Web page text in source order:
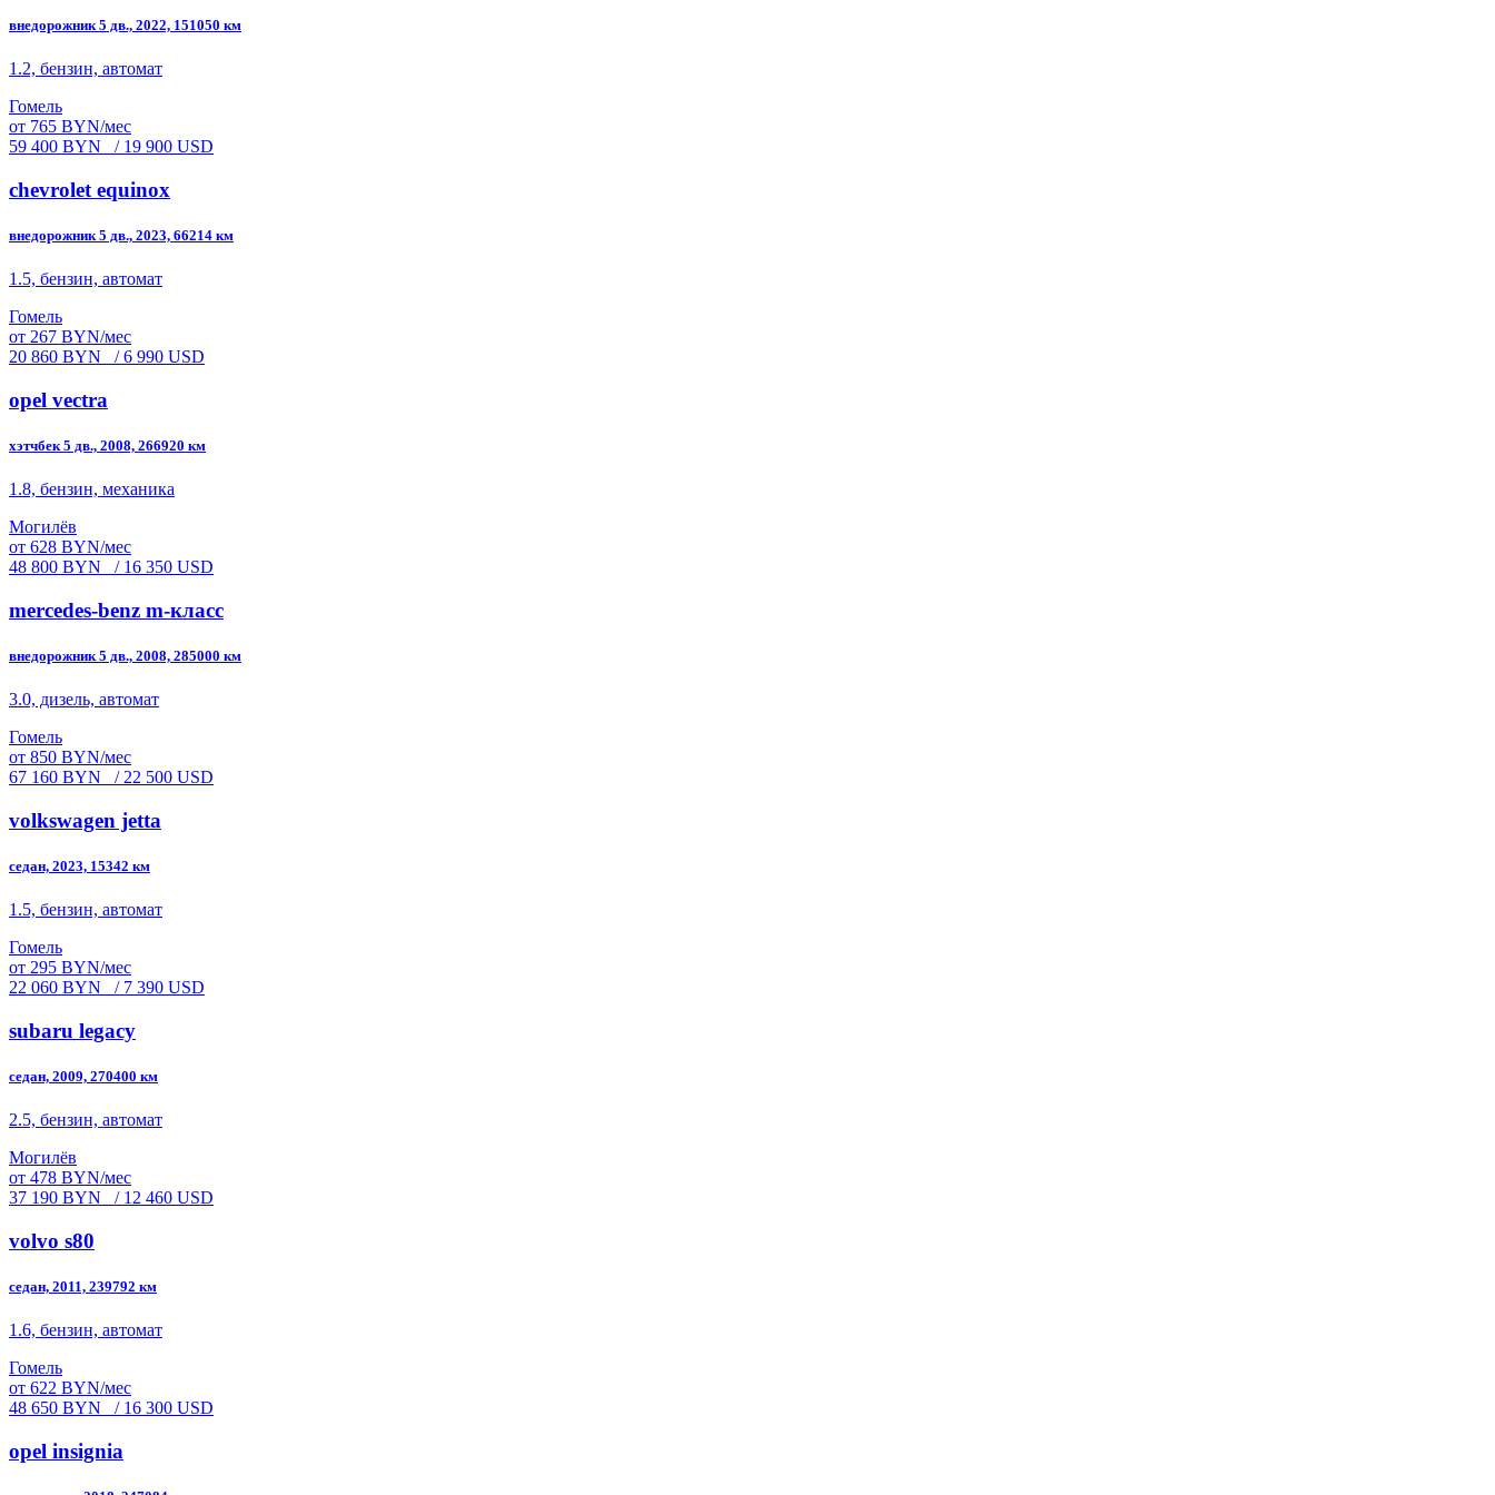
внедорожник 5 дв., 2022, 151050 км
1.2, бензин, автомат
Гомель
от 765 BYN/мес
59 400 BYN
/ 19 900 USD
chevrolet equinox
внедорожник 5 дв., 2023, 66214 км
1.5, бензин, автомат
Гомель
от 267 BYN/мес
20 860 BYN
/ 6 990 USD
opel vectra
хэтчбек 5 дв., 2008, 266920 км
1.8, бензин, механика
Могилёв
от 628 BYN/мес
48 800 BYN
/ 16 350 USD
mercedes-benz m-класс
внедорожник 5 дв., 2008, 285000 км
3.0, дизель, автомат
Гомель
от 850 BYN/мес
67 160 BYN
/ 22 500 USD
volkswagen jetta
седан, 2023, 15342 км
1.5, бензин, автомат
Гомель
от 295 BYN/мес
22 060 BYN
/ 7 390 USD
subaru legacy
седан, 2009, 270400 км
2.5, бензин, автомат
Могилёв
от 478 BYN/мес
37 190 BYN
/ 12 460 USD
volvo s80
седан, 2011, 239792 км
1.6, бензин, автомат
Гомель
от 622 BYN/мес
48 650 BYN
/ 16 300 USD
opel insignia